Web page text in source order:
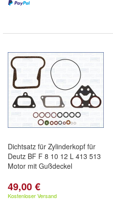
Dichtsatz für Zylinderkopf für
Deutz BF F 8 10 12 L 413 513
Motor mit Gußdeckel
49,00 €
Kostenloser Versand